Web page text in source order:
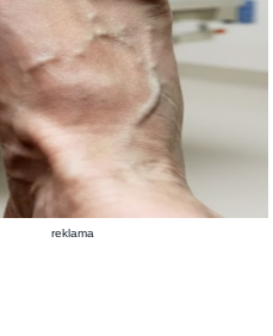
reklama